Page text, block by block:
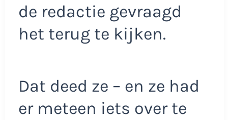
de redactie gevraagd
het terug te kijken.
Dat deed ze – en ze had
er meteen iets over te